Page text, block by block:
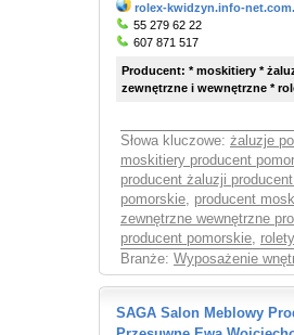
rolex-kwidzyn.info-
55 279 62 22
607 871 517
Producent: * moskitiery *
zewnętrzne i wewnętrzne *
Słowa kluczowe: żaluzje
moskitiery producent
producent żaluzji
pomorskie, producent
zewnętrzne wewnętrzne
producent pomorskie,
Branże: Wyposażenie
SAGA Salon Meblowy